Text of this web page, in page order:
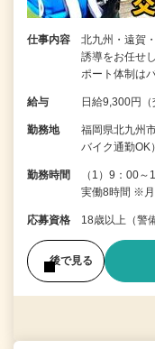
仕事内容
北九州・遠賀
誘導をお任せ
ポート体制は
給与 日給9,300円（
勤務地
福岡県北九州
バイク通勤OK）
勤務時間
（1）9：00
実働8時間 ※
応募資格 18歳以上（警
後で見る